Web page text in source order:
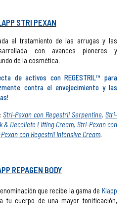
STRI PEXAN
al tratamiento de las arrugas y las
con avances pioneros y
de la cosmética.
de activos con REGESTRIL™ para
contra el envejecimiento y las
Stri-Pexan con Regestril Serpentine, Stri-
& Decollete Lifting Cream, Stri-Pexan con
con Regestril Intensive Cream.
REPAGEN BODY
que recibe la gama de Klapp
tu cuerpo de una mayor tonificación,